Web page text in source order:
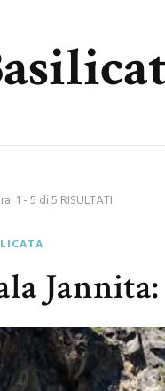
1 - 5 di 5 RISULTATI